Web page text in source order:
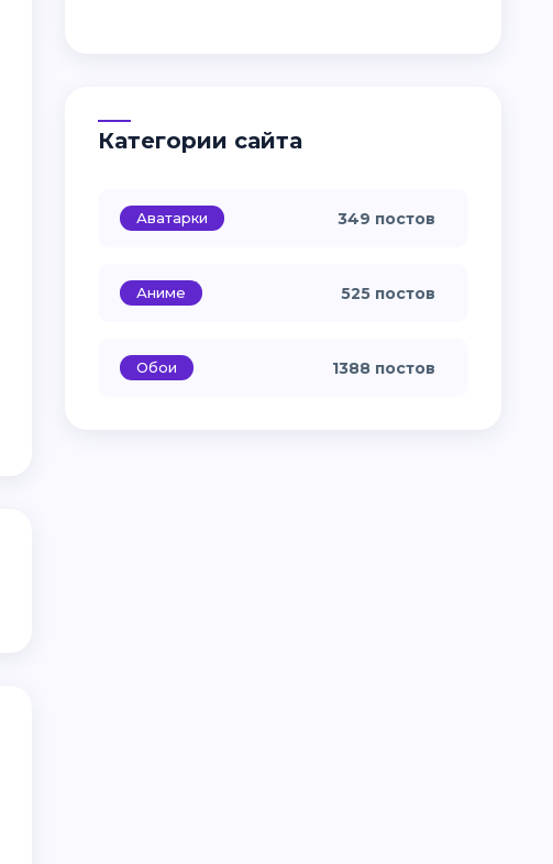
Категории сайта
Аватарки 349 постов
Аниме 525 постов
Обои 1388 постов